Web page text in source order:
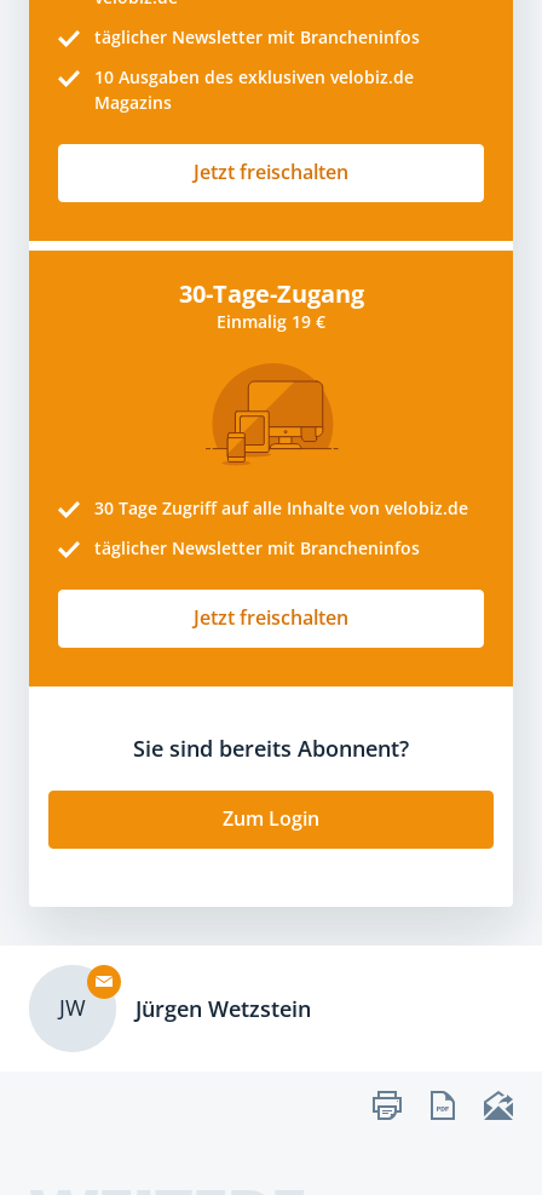
täglicher Newsletter mit Brancheninfos
10 Ausgaben des exklusiven velobiz.de
Magazins
Jetzt freischalten
30-Tage-Zugang
Einmalig 19 €
30 Tage Zugriff auf alle Inhalte von velobiz.de
täglicher Newsletter mit Brancheninfos
Jetzt freischalten
Sie sind bereits Abonnent?
Zum Login
JW Jürgen Wetzstein